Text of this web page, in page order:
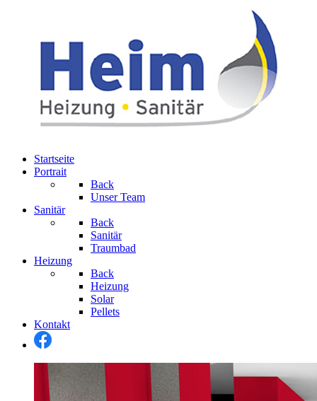
Startseite
Portrait
Back
Unser Team
Sanitär
Back
Sanitär
Traumbad
Heizung
Back
Heizung
Solar
Pellets
Kontakt